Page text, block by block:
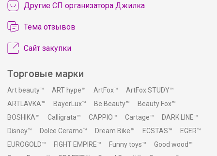
Другие СП организатора Джилка
Тема отзывов
Сайт закупки
Торговые марки
Art beauty™ ART hype™ ArtFox™
ArtFox STUDY™
ARTLAVKA™
BayerLux™ Be Beauty™
Beauty Fox™
BOSHIKA™
Calligrata™ CAPPIO™ Cartage™
DARK LINE™
Disney™
Dolce Ceramo™ Dream Bike™ ECSTAS™
EGER™
EUROGOLD™
FIGHT EMPIRE™ Funny toys™
Good wood™